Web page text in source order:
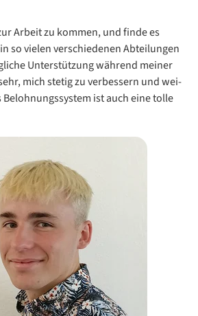
Ar­beit zu kom­men, und fin­de es
so vie­len ver­schie­de­nen Ab­tei­lun­gen
Un­ter­stüt­zung wäh­rend mei­ner
mich ste­tig zu ver­bes­sern und wei­
ist auch eine tol­le